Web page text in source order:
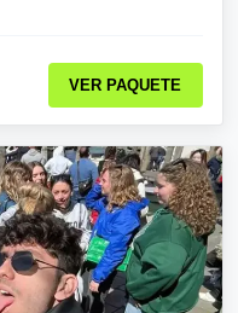
VER PAQUETE